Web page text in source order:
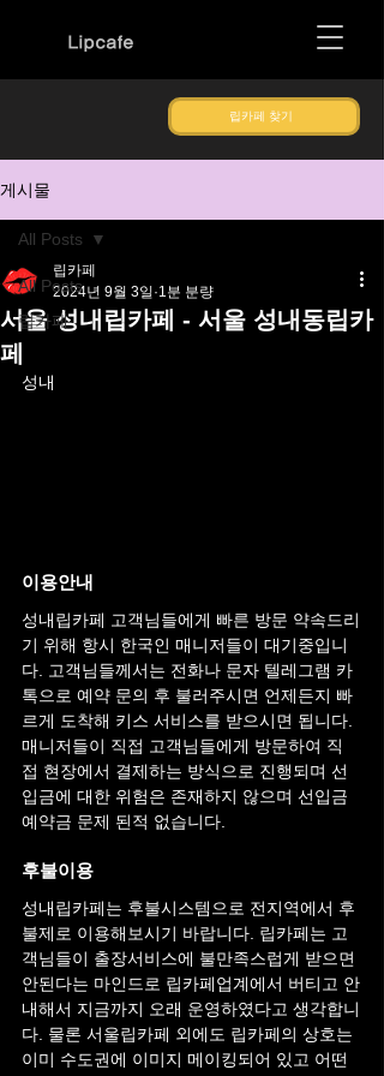
Lipcafe
립카페 찾기
게시물
All Posts
립카페
All Posts
서울 성내립카페 - 서울 성내동립카
페
립카페
2024년 9월 3일 1분 분량
성내
이용안내
성내립카페 고객님들에게 빠른 방문 약속드리
기 위해 항시 한국인 매니저들이 대기중입니
다. 고객님들께서는 전화나 문자 텔레그램 카
톡으로 예약 문의 후 불러주시면 언제든지 빠
르게 도착해 키스 서비스를 받으시면 됩니다.
매니저들이 직접 고객님들에게 방문하여 직
접 현장에서 결제하는 방식으로 진행되며 선
입금에 대한 위험은 존재하지 않으며 선입금
예약금 문제 된적 없습니다.
후불이용
성내립카페는 후불시스템으로 전지역에서 후
불제로 이용해보시기 바랍니다. 립카페는 고
객님들이 출장서비스에 불만족스럽게 받으면
안된다는 마인드로 립카페업계에서 버티고 안
내해서 지금까지 오래 운영하였다고 생각합니
다. 물론 서울립카페 외에도 립카페의 상호는
이미 수도권에 이미지 메이킹되어 있고 어떤